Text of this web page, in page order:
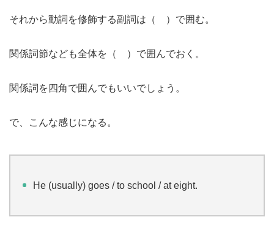
それから動詞を修飾する副詞は（ ）で囲む。
関係詞節なども全体を（ ）で囲んでおく。
関係詞を四角で囲んでもいいでしょう。
で、こんな感じになる。
He (usually) goes / to school / at eight.